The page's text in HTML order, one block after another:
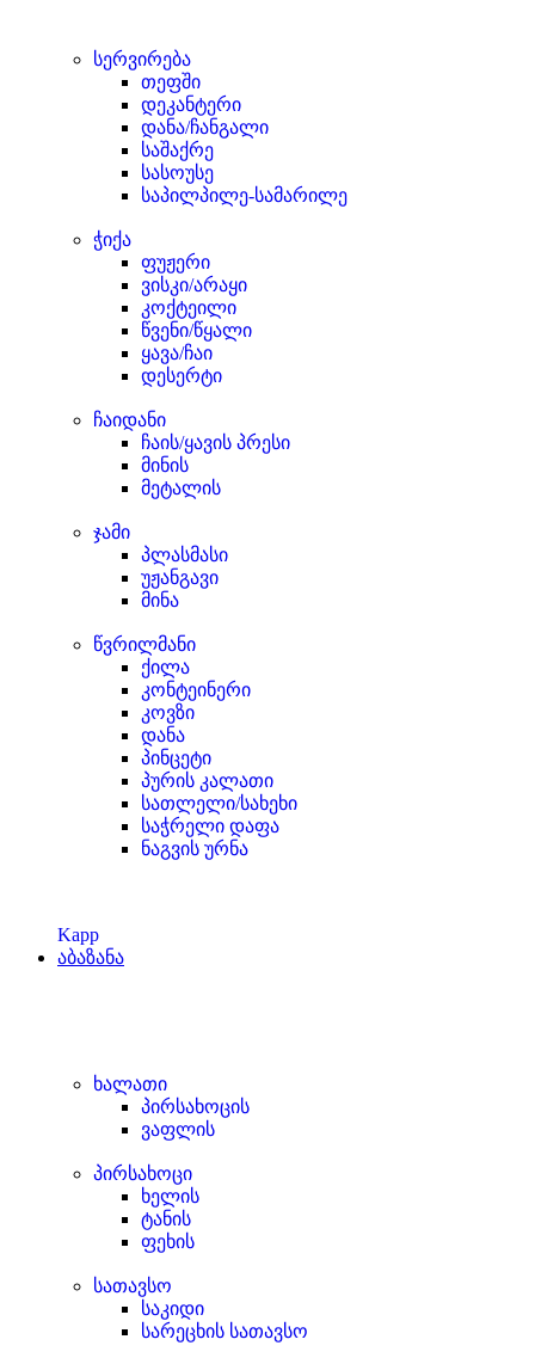
სერვირება
თეფში
დეკანტერი
დანა/ჩანგალი
საშაქრე
სასოუსე
საპილპილე-სამარილე
ჭიქა
ფუჟერი
ვისკი/არაყი
კოქტეილი
წვენი/წყალი
ყავა/ჩაი
დესერტი
ჩაიდანი
ჩაის/ყავის პრესი
მინის
მეტალის
ჯამი
პლასმასი
უჟანგავი
მინა
წვრილმანი
ქილა
კონტეინერი
კოვზი
დანა
პინცეტი
პურის კალათი
სათლელი/სახეხი
საჭრელი დაფა
ნაგვის ურნა
Kapp
აბაზანა
ხალათი
პირსახოცის
ვაფლის
პირსახოცი
ხელის
ტანის
ფეხის
სათავსო
საკიდი
სარეცხის სათავსო